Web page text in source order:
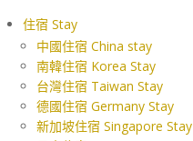
住宿 Stay
中國住宿 China stay
南韓住宿 Korea Stay
台灣住宿 Taiwan Stay
德國住宿 Germany Stay
新加坡住宿 Singapore Stay